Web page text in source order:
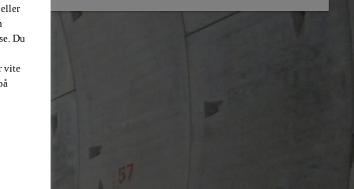
Du
vite